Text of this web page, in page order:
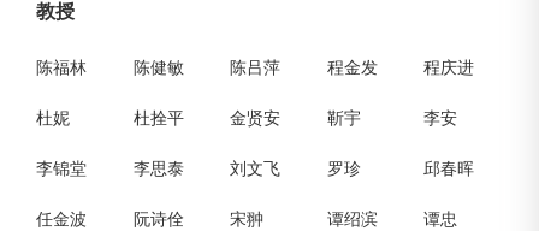
教授
陈福林 陈健敏 陈吕萍 程金发 程庆进
杜妮 杜拴平 金贤安 靳宇 李安
李锦堂 李思泰 刘文飞 罗珍 邱春晖
任金波 阮诗佺 宋翀 谭绍滨 谭忠